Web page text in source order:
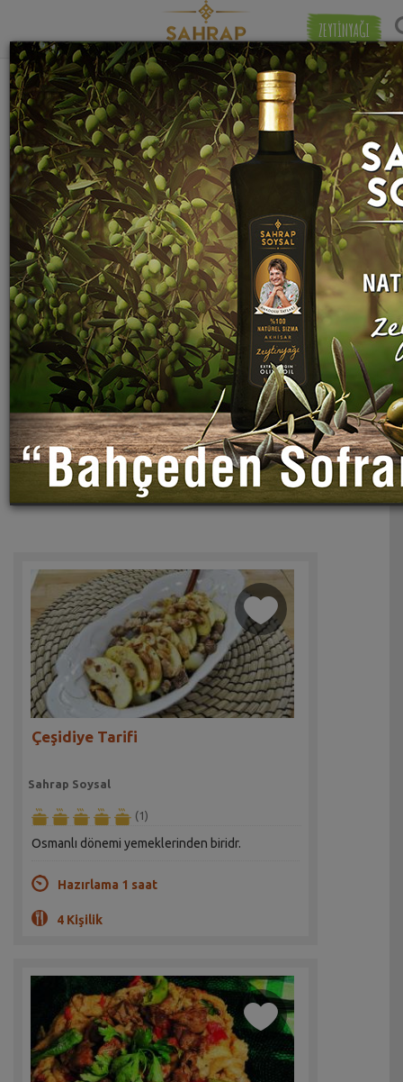
ZEYTİNYAĞI
"kuzu kuşbaşı et" etiketiyle eşleşen (2)
tarif bulundu.
Eşleşmeye
Çeşidiye Tarifi
Sahrap Soysal
(1)
Osmanlı dönemi yemeklerinden biridr.
Hazırlama 1 saat
4 Kişilik